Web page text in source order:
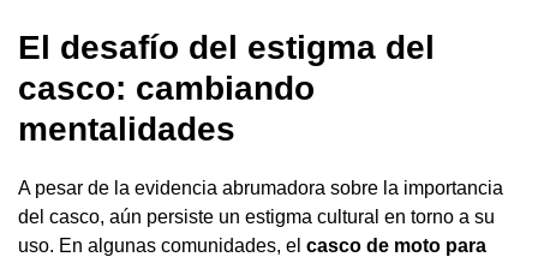
El desafío del estigma del
casco: cambiando
mentalidades
A pesar de la evidencia abrumadora sobre la importancia
del casco, aún persiste un estigma cultural en torno a su
uso. En algunas comunidades, el casco de moto para